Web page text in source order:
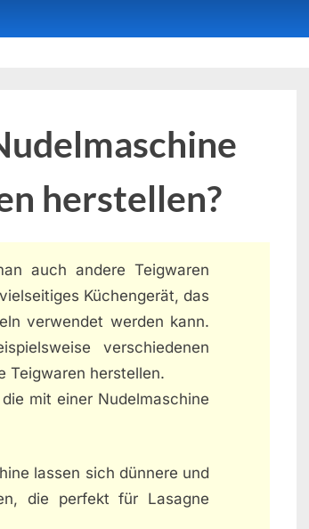
herstellen?
auch andere Teigwaren
Küchengerät, das
verwendet werden kann.
verschiedenen
Teigwaren herstellen.
mit einer Nudelmaschine
lassen sich dünnere und
die perfekt für Lasagne